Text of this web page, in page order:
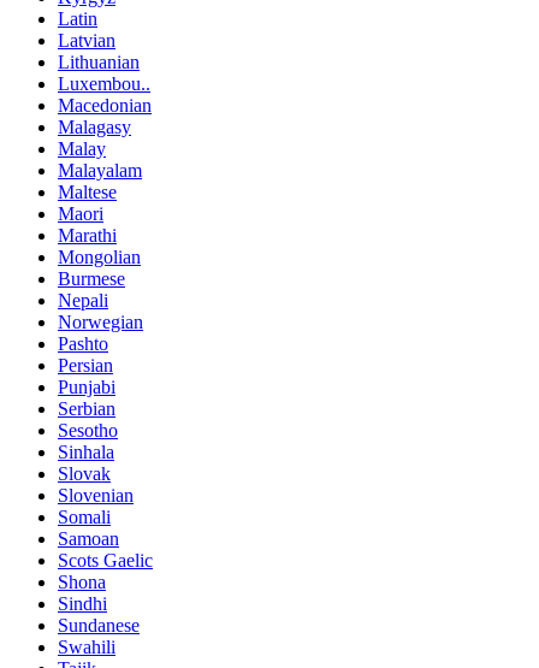
Latin
Latvian
Lithuanian
Luxembou..
Macedonian
Malagasy
Malay
Malayalam
Maltese
Maori
Marathi
Mongolian
Burmese
Nepali
Norwegian
Pashto
Persian
Punjabi
Serbian
Sesotho
Sinhala
Slovak
Slovenian
Somali
Samoan
Scots Gaelic
Shona
Sindhi
Sundanese
Swahili